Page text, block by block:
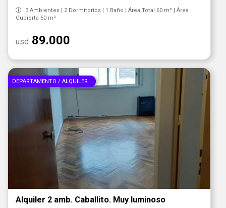
3 Ambientes | 2 Dormitorios | 1 Baño | Área Total 60 m² | Área
Cubierta 50 m²
usd 89.000
DEPARTAMENTO / ALQUILER
Alquiler 2 amb. Caballito. Muy luminoso